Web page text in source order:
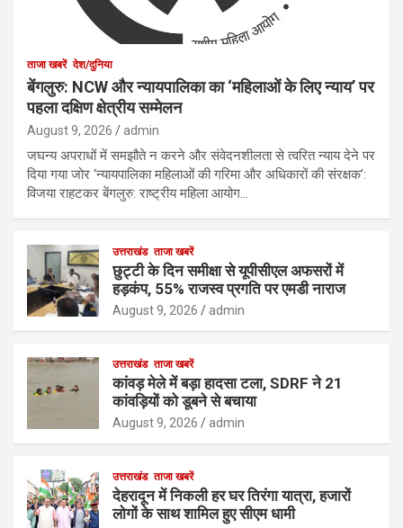
ताजा खबरें देश/दुनिया
बेंगलुरु: NCW और न्यायपालिका का ‘महिलाओं के लिए न्याय’ पर
पहला दक्षिण क्षेत्रीय सम्मेलन
August 9, 2026 admin
जघन्य अपराधों में समझौते न करने और संवेदनशीलता से त्वरित न्याय देने पर
दिया गया जोर ‘न्यायपालिका महिलाओं की गरिमा और अधिकारों की संरक्षक’:
विजया राहटकर बेंगलुरु: राष्ट्रीय महिला आयोग…
उत्तराखंड ताजा खबरें
छुट्टी के दिन समीक्षा से यूपीसीएल अफसरों में
हड़कंप, 55% राजस्व प्रगति पर एमडी नाराज
August 9, 2026 admin
उत्तराखंड ताजा खबरें
कांवड़ मेले में बड़ा हादसा टला, SDRF ने 21
कांवड़ियों को डूबने से बचाया
August 9, 2026 admin
उत्तराखंड ताजा खबरें
देहरादून में निकली हर घर तिरंगा यात्रा, हजारों
लोगों के साथ शामिल हुए सीएम धामी